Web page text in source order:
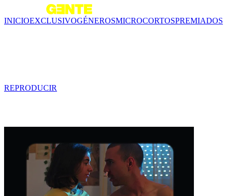
INICIOEXCLUSIVOGÉNEROSMICROCORTOSPREMIADOS
REPRODUCIR